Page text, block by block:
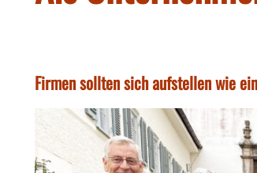
Firmen sollten sich aufstellen wie